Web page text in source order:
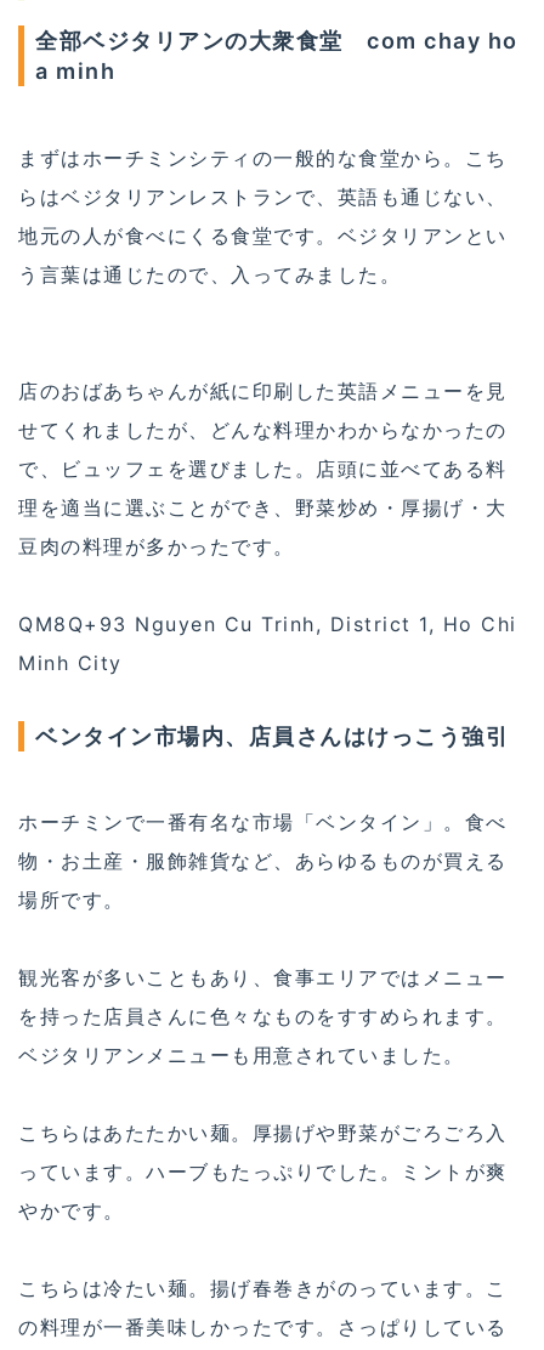
全部ベジタリアンの大衆食堂 com chay ho
a minh
まずはホーチミンシティの一般的な食堂から。こち
らはベジタリアンレストランで、英語も通じない、
地元の人が食べにくる食堂です。ベジタリアンとい
う言葉は通じたので、入ってみました。
店のおばあちゃんが紙に印刷した英語メニューを見
せてくれましたが、どんな料理かわからなかったの
で、ビュッフェを選びました。店頭に並べてある料
理を適当に選ぶことができ、野菜炒め・厚揚げ・大
豆肉の料理が多かったです。
QM8Q+93 Nguyen Cu Trinh, District 1, Ho Chi
Minh City
ベンタイン市場内、店員さんはけっこう強引
ホーチミンで一番有名な市場「ベンタイン」。食べ
物・お土産・服飾雑貨など、あらゆるものが買える
場所です。
観光客が多いこともあり、食事エリアではメニュー
を持った店員さんに色々なものをすすめられます。
ベジタリアンメニューも用意されていました。
こちらはあたたかい麺。厚揚げや野菜がごろごろ入
っています。ハーブもたっぷりでした。ミントが爽
やかです。
こちらは冷たい麺。揚げ春巻きがのっています。こ
の料理が一番美味しかったです。さっぱりしている